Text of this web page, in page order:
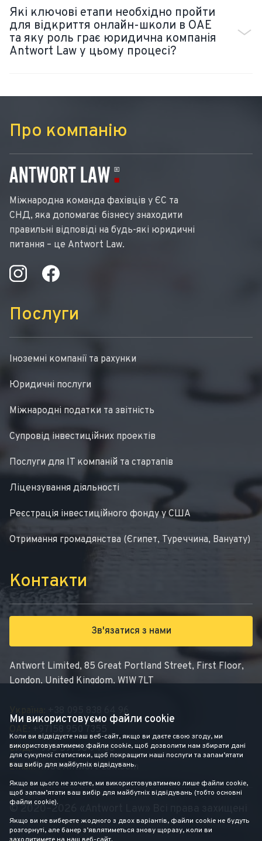
Які ключові етапи необхідно пройти
для відкриття онлайн-школи в ОАЕ
та яку роль грає юридична компанія
Antwort Law у цьому процесі?
Про компанію
Міжнародна команда фахівців у ЄС та
СНД, яка допомагає бізнесу знаходити
правильні відповіді на будь-які юридичні
питання – це Antwort Law.
Послуги
Іноземні компанії та рахунки
Юридичні послуги
Міжнародні податки та звітність
Супровід інвестиційних проектів
Послуги для IT компаній та стартапів
Ліцензування діяльності
Реєстрація інвестиційного фонду у США
Отримання громадянства (Єгипет, Туреччина, Вануату)
Контакти
Зв'язатися з нами
Antwort Limited, 85 Great Portland Street, First Floor,
London, United Kingdom, W1W 7LT
+38 095 838 64 96
СНД:+995 591 98 94 08
Email:Info@antwort-Law.com
© 2020–2026 «Antwort Law» Всі права захищені
Ми використовуємо файли cookie
Коли ви відвідуєте наш веб-сайт, якщо ви даєте свою згоду, ми
використовуватимемо файли cookie, щоб дозволити нам збирати дані
для сукупної статистики, щоб покращити наші послуги та запам’ятати
ваш вибір для майбутніх відвідувань.
Якщо ви цього не хочете, ми використовуватимемо лише файли cookie,
щоб запам’ятати ваш вибір для майбутніх відвідувань (тобто основні
файли cookie).
Якщо ви не виберете жодного з двох варіантів, файли cookie не будуть
розгорнуті, але банер з’являтиметься знову щоразу, коли ви